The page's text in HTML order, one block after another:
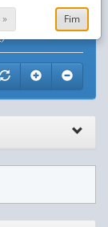
pessoas
a
)
Fim